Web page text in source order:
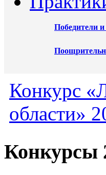
Победители
Конкурс
области»
Конкурсы